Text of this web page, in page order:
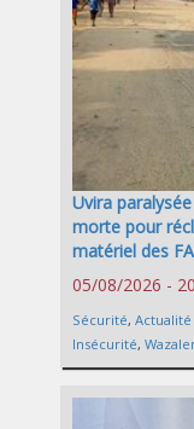
Uvira
morte pour
matériel des
05/08/2026 -
Sécurité, Actualité
Insécurité,